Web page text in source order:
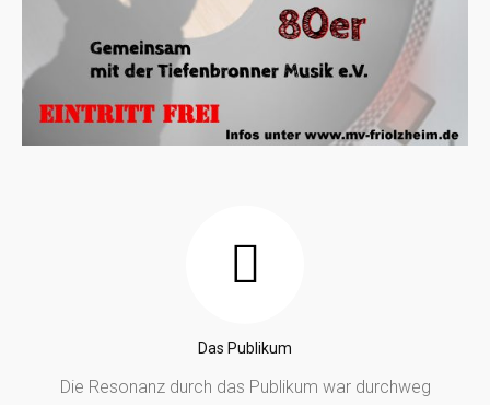
Das Publikum
Die Resonanz durch das Publikum war durchweg